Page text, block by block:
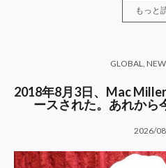
もっと
GLOBAL,
2018年8月3日、Mac
ースされた。あれから
2026/